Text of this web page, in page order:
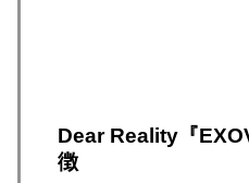
Dear Reality『
徴